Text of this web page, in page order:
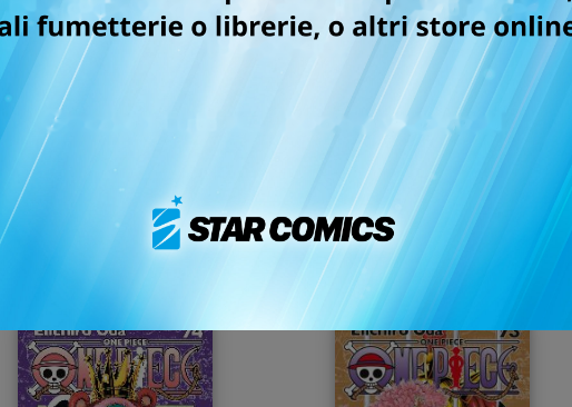
MOB PSYCHO 100 n. 3
14/02/2018
MOB PSYCHO 100 n. 2
13/12/2017
€ 4,50